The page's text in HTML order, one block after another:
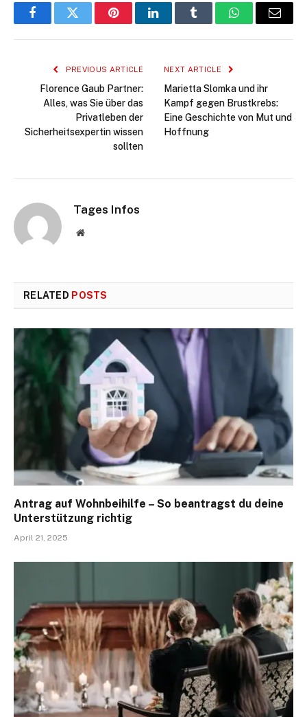
FacebookTwitter PinterestLinkedInTumblr WhatsAppEmail
PREVIOUS ARTICLE
Florence Gaub Partner:
Alles, was Sie über das
Privatleben der
Sicherheitsexpertin wissen
sollten
NEXT ARTICLE
Marietta Slomka und ihr
Kampf gegen Brustkrebs:
Eine Geschichte von Mut und
Hoffnung
Tages Infos
Website
RELATED POSTS
Antrag auf Wohnbeihilfe – So beantragst du deine
Unterstützung richtig
April 21, 2025